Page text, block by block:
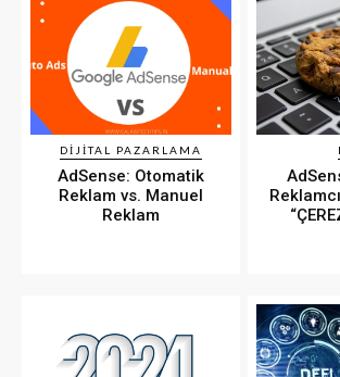
DIJITAL PAZARLAMA
AdSense: Otomatik
Reklam vs. Manuel
Reklam